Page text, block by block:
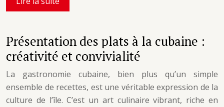
Présentation des plats à la cubaine :
créativité et convivialité
La gastronomie cubaine, bien plus qu’un simple
ensemble de recettes, est une véritable expression de la
culture de l’île. C’est un art culinaire vibrant, riche en